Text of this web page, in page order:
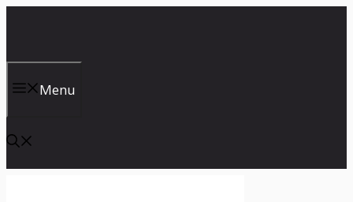
건
기
Menu